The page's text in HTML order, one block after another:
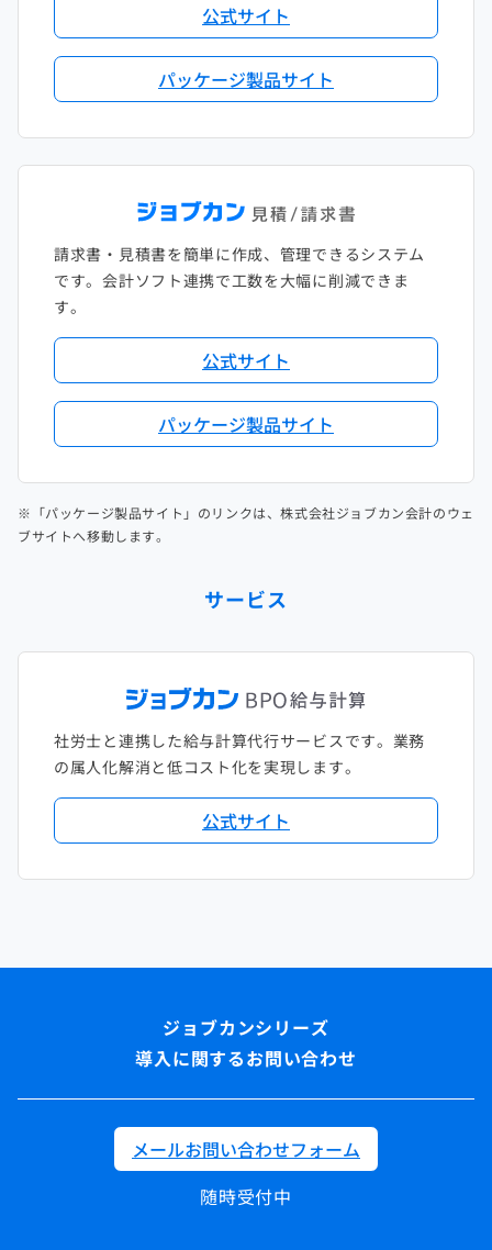
公式サイト
パッケージ製品サイト
請求書・見積書を簡単に作成、管理できるシステム
です。会計ソフト連携で工数を大幅に削減できま
す。
公式サイト
パッケージ製品サイト
※「パッケージ製品サイト」のリンクは、株式会社ジョブカン会計のウェ
ブサイトへ移動します。
サービス
社労士と連携した給与計算代行サービスです。業務
の属人化解消と低コスト化を実現します。
公式サイト
導入に関するお問い合わせ
メールお問い合わせフォーム
随時受付中